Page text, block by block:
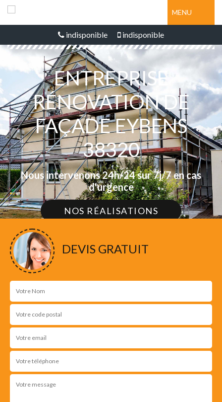
MENU
indisponible indisponible
ENTREPRISE
RÉNOVATION DE
FAÇADE EYBENS
38320
Nous intervenons 24h/24 sur 7j/7 en cas
d'urgence
NOS RÉALISATIONS
DEVIS GRATUIT